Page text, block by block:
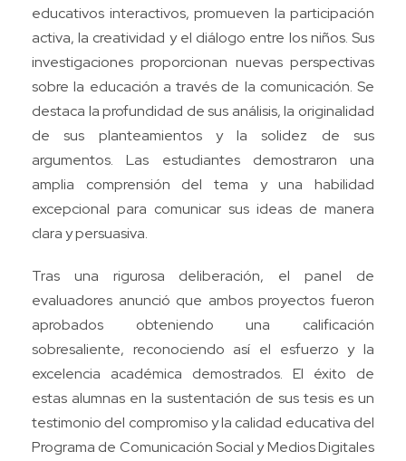
educativos interactivos, promueven la participación
activa, la creatividad y el diálogo entre los niños. Sus
investigaciones proporcionan nuevas perspectivas
sobre la educación a través de la comunicación. Se
destaca la profundidad de sus análisis, la originalidad
de sus planteamientos y la solidez de sus
argumentos. Las estudiantes demostraron una
amplia comprensión del tema y una habilidad
excepcional para comunicar sus ideas de manera
clara y persuasiva.
Tras una rigurosa deliberación, el panel de
evaluadores anunció que ambos proyectos fueron
aprobados obteniendo una calificación
sobresaliente, reconociendo así el esfuerzo y la
excelencia académica demostrados. El éxito de
estas alumnas en la sustentación de sus tesis es un
testimonio del compromiso y la calidad educativa del
Programa de Comunicación Social y Medios Digitales